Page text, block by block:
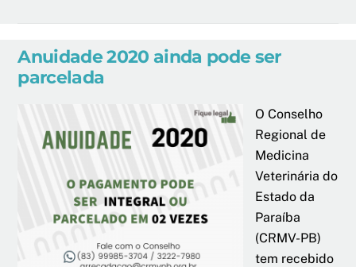
Anuidade 2020 ainda pode ser
parcelada
O Conselho
Regional de
Medicina
Veterinária do
Estado da
Paraíba
(CRMV-PB)
tem recebido